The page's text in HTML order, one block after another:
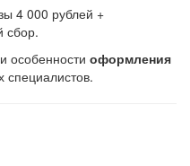
4 000 рублей +
сбор.
особенности оформления